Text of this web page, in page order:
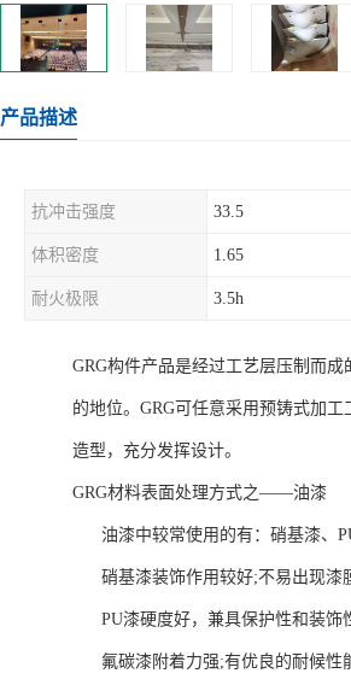
产品描述
抗冲击强度 33.5
体积密度 1.65
耐火极限 3.5h
GRG构件产品是经过工艺层压制而
的地位。GRG可任意采用预铸式加
造型，充分发挥设计。
GRG材料表面处理方式之——油漆
油漆中较常使用的有：硝基漆、
硝基漆装饰作用较好;不易出现漆
PU漆硬度好，兼具保护性和装饰
氟碳漆附着力强;有优良的耐候性